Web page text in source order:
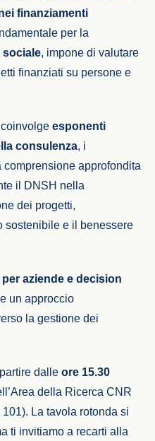
finanziamenti
per la
sociale, impone di valutare
finanziati su persone e
esponenti
consulenza, i
approfondita
il DNSH nella
dei progetti,
sostenibile e il benessere
aziende e decision
un approccio
la gestione dei
dalle ore 15.30
della Ricerca CNR
La tavola rotonda si
ti invitiamo a recarti alla